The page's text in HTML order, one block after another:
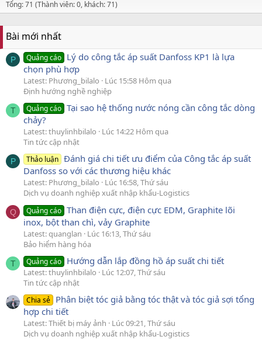
Tổng: 71 (Thành viên: 0, khách: 71)
Bài mới nhất
P Quảng cáo Lý do công tắc áp suất Danfoss KP1 là lựa
chọn phù hợp
Latest: Phương_bilalo
Lúc 15:58 Hôm qua
Định hướng nghề nghiệp
T Quảng cáo Tại sao hệ thống nước nóng cần công tắc dòng
chảy?
Latest: thuylinhbilalo
Lúc 14:22 Hôm qua
Tin tức cập nhật
P Thảo luận Đánh giá chi tiết ưu điểm của Công tắc áp suất
Danfoss so với các thương hiệu khác
Latest: Phương_bilalo
Lúc 16:58, Thứ sáu
Dịch vụ doanh nghiệp xuất nhập khẩu-Logistics
Q Quảng cáo Than điện cực, điện cực EDM, Graphite lõi
inox, bột than chì, vảy Graphite
Latest: quanglan
Lúc 16:13, Thứ sáu
Bảo hiểm hàng hóa
T Quảng cáo Hướng dẫn lắp đồng hồ áp suất chi tiết
Latest: thuylinhbilalo
Lúc 12:07, Thứ sáu
Tin tức cập nhật
Chia sẻ Phân biệt tóc giả bằng tóc thật và tóc giả sợi tổng
hợp chi tiết
Latest: Thiết bị máy ảnh
Lúc 09:21, Thứ sáu
Dịch vụ doanh nghiệp xuất nhập khẩu-Logistics